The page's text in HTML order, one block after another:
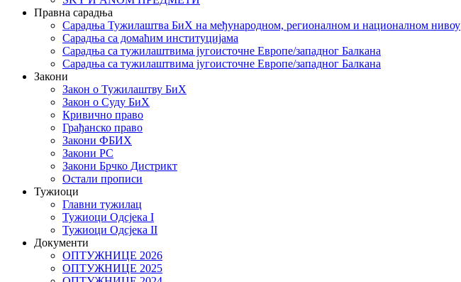
Правна сарадња
Сарадња Тужилаштва БиХ на међународном, регионалном и националном нивоу
Сарадња са домаћим институцијама
Сарадња са тужилаштвима југоисточне Европе/западног Балкана
Сарадња са тужилаштвима југоисточне Европе/западног Балкана
Закони
Закон о Тужилаштву БиХ
Закон о Суду БиХ
Кривично право
Грађанско право
Закони ФБИХ
Закони РС
Закони Брчко Дистрикт
Остали прописи
Тужиоци
Главни тужилац
Тужиоци Oдсјекa I
Тужиоци Oдсјекa II
Документи
ОПТУЖНИЦЕ 2026
ОПТУЖНИЦЕ 2025